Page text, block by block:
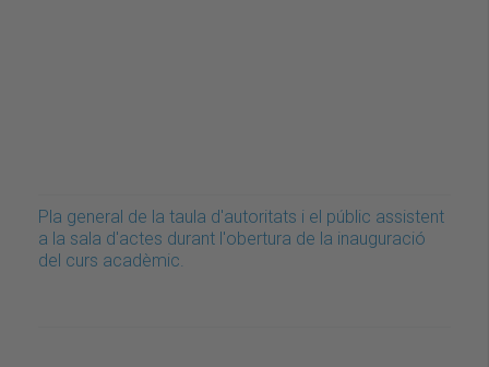
Pla general de la taula d'autoritats i el públic assistent
a la sala d'actes durant l'obertura de la inauguració
del curs acadèmic.